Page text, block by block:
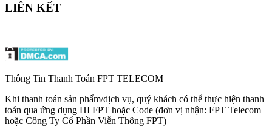
LIÊN KẾT
Thông Tin Thanh Toán FPT TELECOM
Khi thanh toán sản phẩm/dịch vụ, quý khách có thể thực hiện thanh
toán qua ứng dụng HI FPT hoặc Code (đơn vị nhận: FPT Telecom
hoặc Công Ty Cổ Phần Viễn Thông FPT)